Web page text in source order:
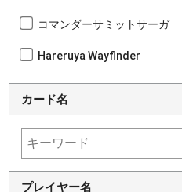
コマンダーサミットサーガ
Hareruya Wayfinder
カード名
プレイヤー名